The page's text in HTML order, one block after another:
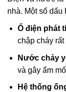
nhà. Một số dấu
Ổ điện phát
chập cháy rất
Nước chảy
và gây ẩm
Hệ thống